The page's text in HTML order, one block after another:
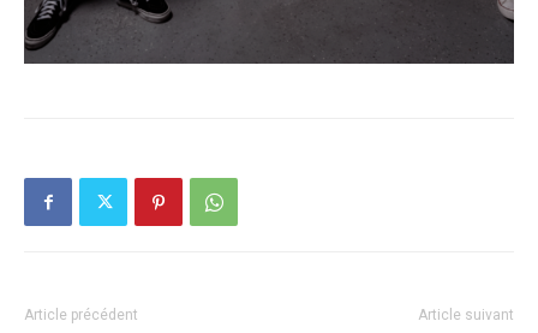
Article précédent Article suivant